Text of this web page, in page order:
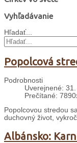
Vyhľadávanie
Hľadať...
Popolcová
Podrobnosti
Uverejnené:
Prečítané:
Popolcovou stredou
duchovný život,
Albánsko: